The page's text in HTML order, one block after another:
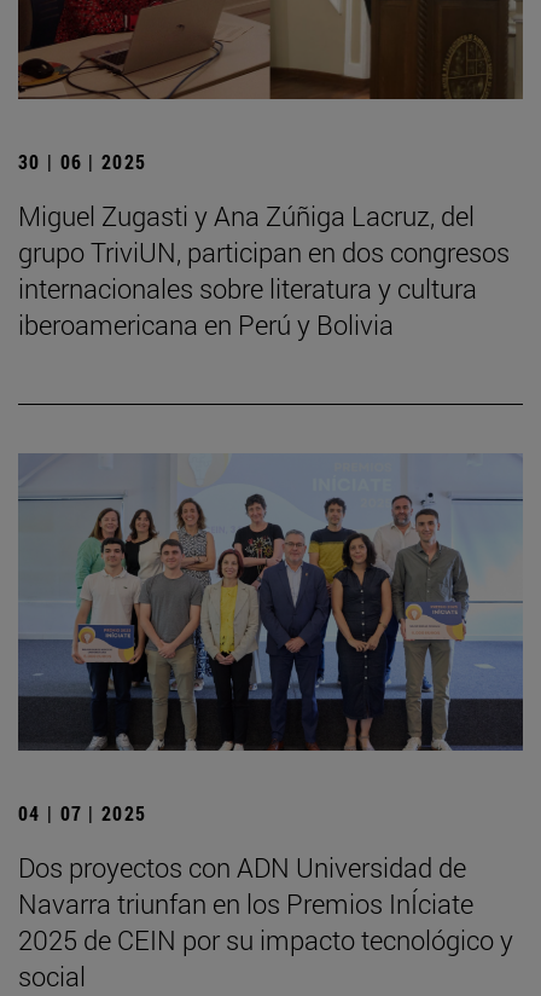
30 | 06 | 2025
Miguel Zugasti y Ana Zúñiga Lacruz, del
grupo TriviUN, participan en dos congresos
internacionales sobre literatura y cultura
iberoamericana en Perú y Bolivia
04 | 07 | 2025
Dos proyectos con ADN Universidad de
Navarra triunfan en los Premios InÍciate
2025 de CEIN por su impacto tecnológico y
social